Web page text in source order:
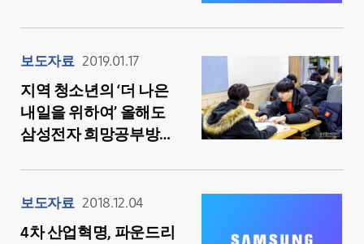
보도자료 2019.01.17
지역 청소년의 ‘더 나은
내일을 위하여’ 올해도
삼성전자 희망공부방은
보도자료 2018.12.04
4차 산업혁명, 파운드리